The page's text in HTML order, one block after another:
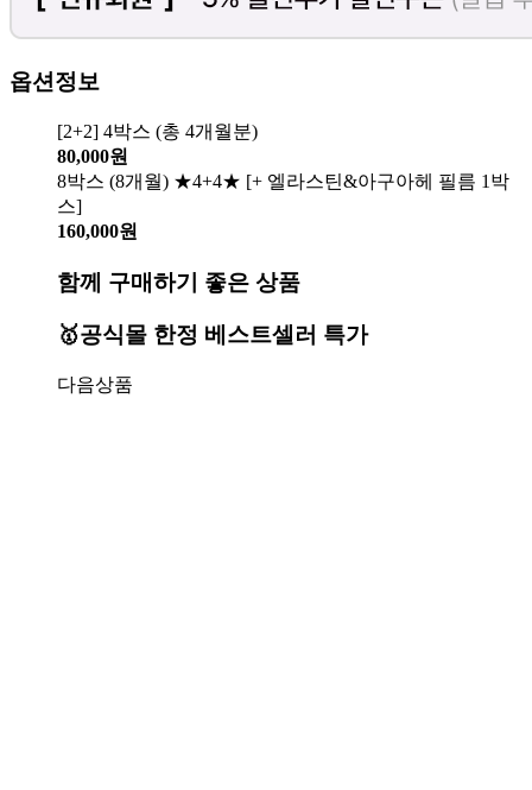
옵션정보
[2+2] 4박스 (총 4개월분)
80,000원
8박스 (8개월) ★4+4★ [+ 엘라스틴&아구아헤 필름 1박
스]
160,000원
함께 구매하기 좋은 상품
🥇공식몰 한정 베스트셀러 특가
다음상품